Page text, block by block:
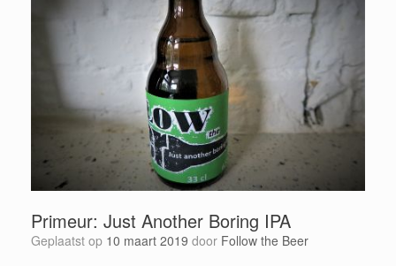
Primeur: Just Another Boring IPA
Geplaatst op 10 maart 2019 door Follow the Beer